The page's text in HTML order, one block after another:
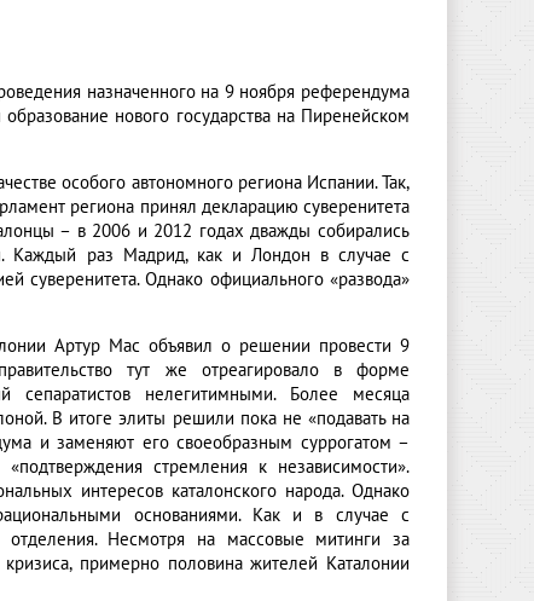
назначенного на 9 ноября референдума
нового государства на Пиренейском
особого автономного региона Испании. Так,
региона принял декларацию суверенитета
– в 2006 и 2012 годах дважды собирались
Каждый раз Мадрид, как и Лондон в случае с
суверенитета. Однако официального «развода»
Артур Мас объявил о решении провести 9
тут же отреагировало в форме
сепаратистов нелегитимными. Более месяца
В итоге элиты решили пока не «подавать на
и заменяют его своеобразным суррогатом –
стремления к независимости».
интересов каталонского народа. Однако
основаниями. Как и в случае с
отделения. Несмотря на массовые митинги за
примерно половина жителей Каталонии